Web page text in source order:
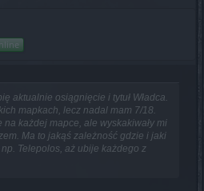
aktualnie osiągnięcie i tytuł Władca.
mapkach, lecz nadal mam 7/18.
na każdej mapce, ale wyskakiwały mi
Ma to jakąś zależność gdzie i jaki
Telepolos, aż ubije każdego z